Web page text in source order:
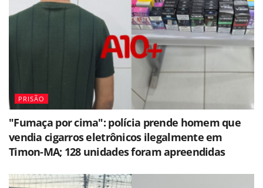
PRISÃO
"Fumaça por cima": polícia prende homem que
vendia cigarros eletrônicos ilegalmente em
Timon-MA; 128 unidades foram apreendidas